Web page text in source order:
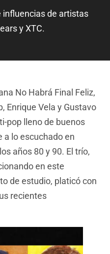
influencias de artistas
y XTC.
No Habrá Final Feliz,
Enrique Vela y Gustavo
pop lleno de buenos
a lo escuchado en
años 80 y 90. El trío,
en este
de estudio, platicó con
recientes